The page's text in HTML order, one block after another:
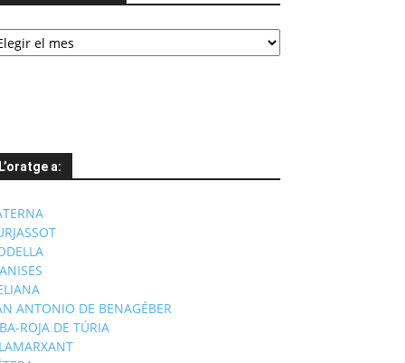
L’oratge a:
ANTONIO DE BENAGÉBER
ROJA DE TÚRIA